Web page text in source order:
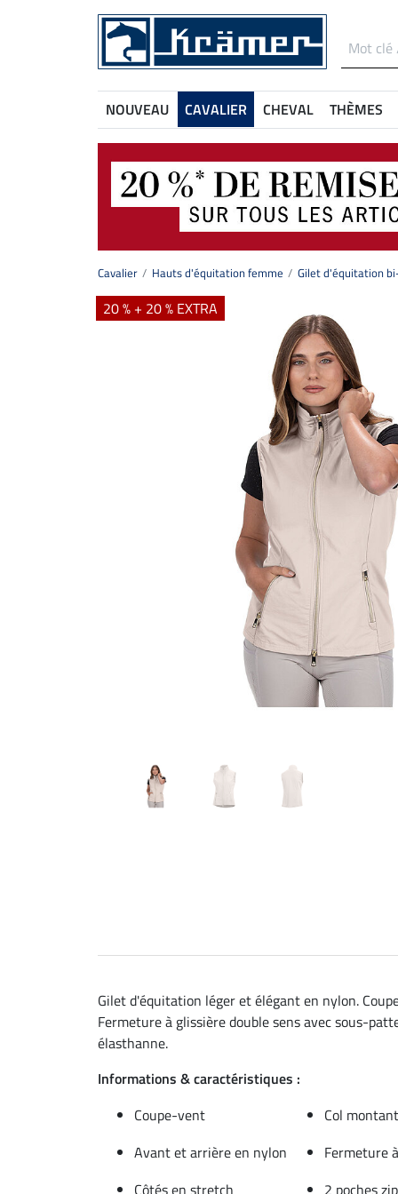
NOUVEAU CAVALIER CHEVAL THÈMES
Cavalier Hauts d'équitation femme Gilet d'équitation
20 % + 20 % EXTRA
Gilet d'équitation léger et élégant en nylon.
Fermeture à glissière double sens avec sous-
élasthanne.
Informations & caractéristiques :
Coupe-vent
Col montant
Avant et arrière en nylon
Fermeture
Côtés en stretch
2 poches